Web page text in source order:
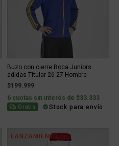
Buzo con cierre Boca Juniors
adidas Titular 26 27 Hombre
$199.999
6 cuotas sin interés de $33.333
Gratis Stock para envío
LANZAMIENTO